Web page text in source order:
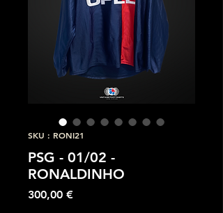
SKU : RONI21
PSG - 01/02 -
RONALDINHO
300,00 €Prix